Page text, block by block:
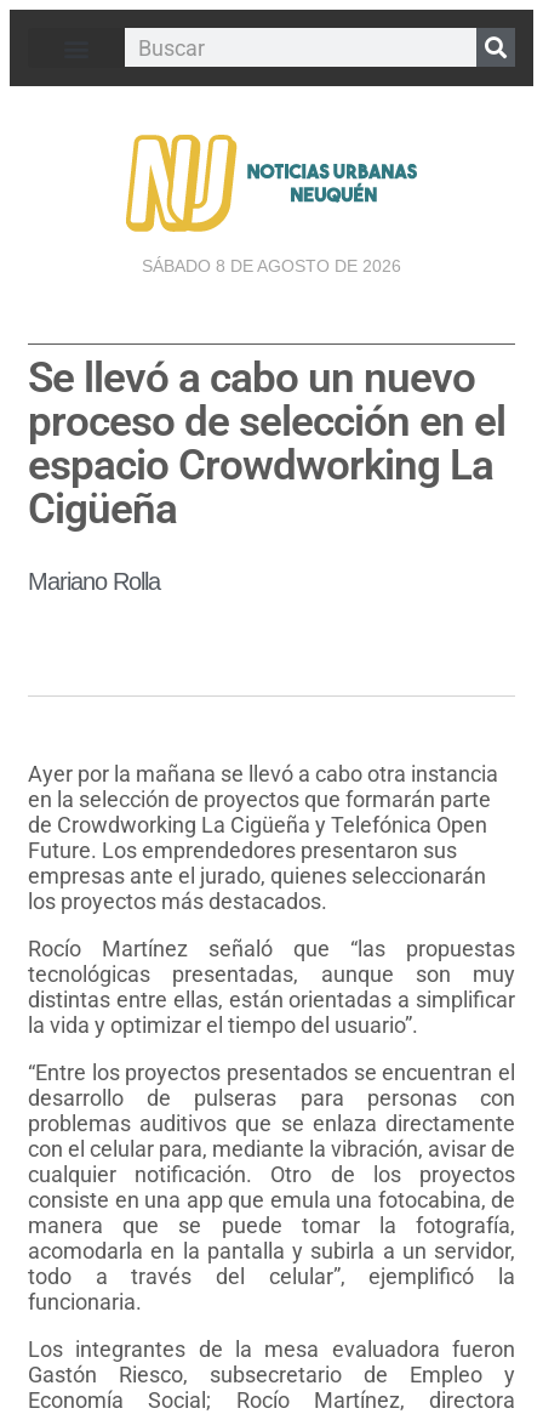
SÁBADO 8 DE AGOSTO DE 2026
Se llevó a cabo un nuevo
proceso de selección en el
espacio Crowdworking La
Cigüeña
Mariano Rolla
Ayer por la mañana se llevó a cabo otra instancia
en la selección de proyectos que formarán parte
de Crowdworking La Cigüeña y Telefónica Open
Future. Los emprendedores presentaron sus
empresas ante el jurado, quienes seleccionarán
los proyectos más destacados.
Rocío Martínez señaló que “las propuestas
tecnológicas presentadas, aunque son muy
distintas entre ellas, están orientadas a simplificar
la vida y optimizar el tiempo del usuario”.
“Entre los proyectos presentados se encuentran el
desarrollo de pulseras para personas con
problemas auditivos que se enlaza directamente
con el celular para, mediante la vibración, avisar de
cualquier notificación. Otro de los proyectos
consiste en una app que emula una fotocabina, de
manera que se puede tomar la fotografía,
acomodarla en la pantalla y subirla a un servidor,
todo a través del celular”, ejemplificó la
funcionaria.
Los integrantes de la mesa evaluadora fueron
Gastón Riesco, subsecretario de Empleo y
Economía Social; Rocío Martínez, directora